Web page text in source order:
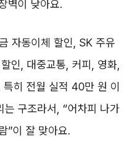
벽이 낮아요.
자동이체 할인, SK 주유
인, 대중교통, 커피, 영화,
히 전월 실적 40만 원 이
는 구조라서, “어차피 나가
”이 잘 맞아요.